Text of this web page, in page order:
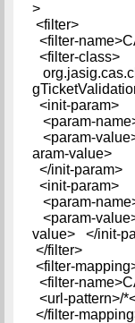
>
<filter>
<filter-
<filter-class>
<init-param>
<param-
<param-
aram-value>
</init-param>
<init-param>
<param-
<param-
value> </init-
</filter>
<filter-
<filter-
<url-pattern>/
</filter-